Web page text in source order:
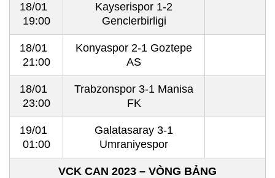
18/01
19:00
Kayserispor 1-2
Genclerbirligi
18/01
21:00
Konyaspor 2-1 Goztepe
AS
18/01
23:00
Trabzonspor 3-1 Manisa
FK
19/01
01:00
Galatasaray 3-1
Umraniyespor
VCK CAN 2023 – VÒNG BẢNG